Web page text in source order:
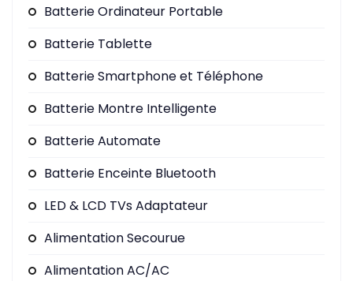
Batterie Ordinateur Portable
Batterie Tablette
Batterie Smartphone et Téléphone
Batterie Montre Intelligente
Batterie Automate
Batterie Enceinte Bluetooth
LED & LCD TVs Adaptateur
Alimentation Secourue
Alimentation AC/AC